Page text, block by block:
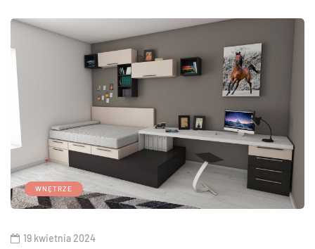
WNĘTRZE
19 kwietnia 2024